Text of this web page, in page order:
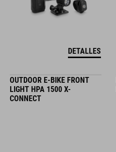
DETALLES
OUTDOOR E-BIKE FRONT
LIGHT HPA 1500 X-
CONNECT